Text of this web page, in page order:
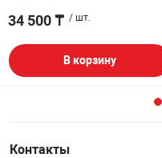
34 500 ₸ / шт.
В корзину
Контакты